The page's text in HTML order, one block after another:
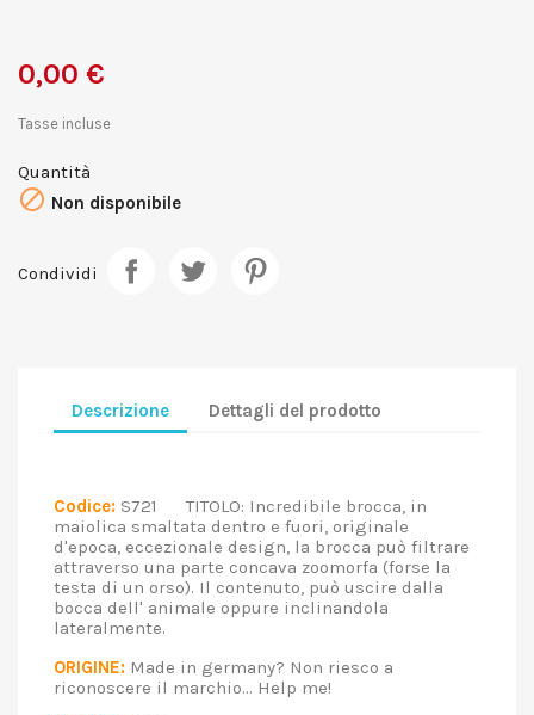
0,00 €
Tasse incluse
Quantità
 Non disponibile
Condividi
Descrizione Dettagli del prodotto
Codice: S721 TITOLO: Incredibile brocca, in
maiolica smaltata dentro e fuori, originale
d'epoca, eccezionale design, la brocca può filtrare
attraverso una parte concava zoomorfa (forse la
testa di un orso). Il contenuto, può uscire dalla
bocca dell' animale oppure inclinandola
lateralmente.
ORIGINE: Made in germany? Non riesco a
riconoscere il marchio... Help me!